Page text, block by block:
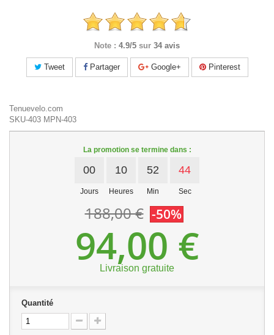
Note : 4.9/5 sur 34 avis
Tweet Partager Google+ Pinterest
Tenuevelo.com
SKU-403 MPN-403
La promotion se termine dans :
00
Jours
10
Heures
52
Min
44
Sec
188,00 € -50%
94,00 €
Livraison gratuite
Quantité